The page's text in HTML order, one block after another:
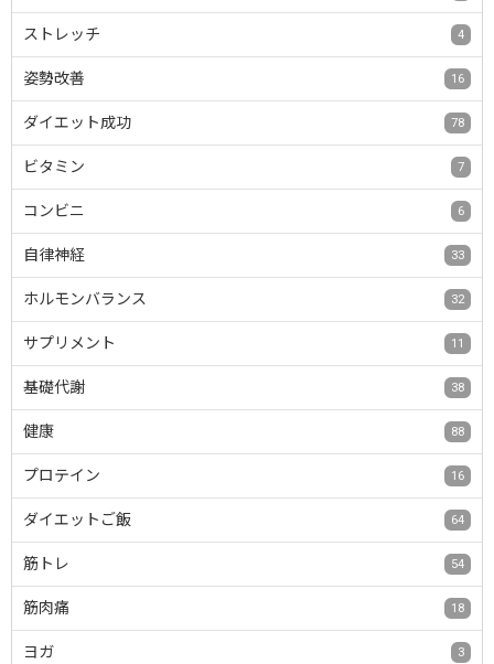
ストレッチ 4
姿勢改善 16
ダイエット成功 78
ビタミン 7
コンビニ 6
自律神経 33
ホルモンバランス 32
サプリメント 11
基礎代謝 38
健康 88
プロテイン 16
ダイエットご飯 64
筋トレ 54
筋肉痛 18
ヨガ 3